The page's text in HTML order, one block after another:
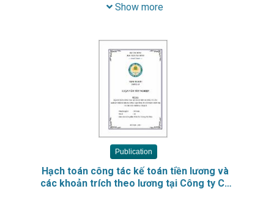
quản lý thuế xuất khẩu, thuế nhập khẩu tại Cục
Show more
Publication
Hạch toán công tác kế toán tiền lương và
các khoản trích theo lương tại Công ty Cổ